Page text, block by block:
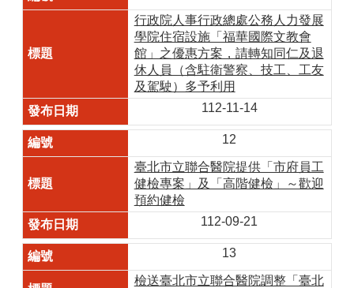
行政院人事行政總處公務人力發展
學院住宿設施「福華國際文教會
館」之優惠方案，請轉知同仁及退
休人員（含駐衛警察、技工、工友
及駕駛）多予利用
112-11-14
12
臺北市立聯合醫院提供「市府員工
健檢專案」及「高階健檢」～歡迎
預約健檢
112-09-21
13
檢送臺北市立聯合醫院調整「臺北